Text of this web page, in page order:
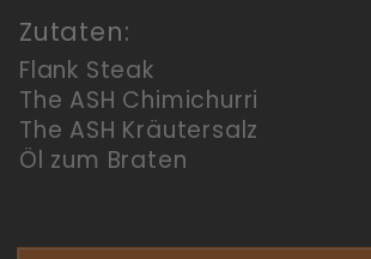
Zutaten:
Flank Steak
The ASH Chimichurri
The ASH Kräutersalz
Öl zum Braten